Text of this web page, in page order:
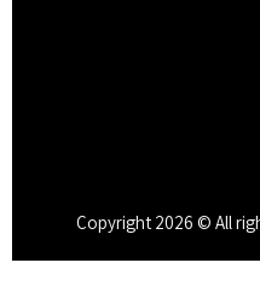
Copyright 2026 © All